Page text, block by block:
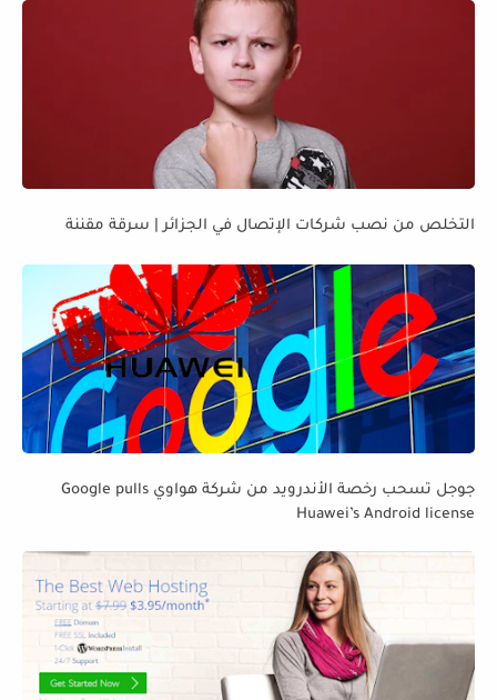
التخلص من نصب شركات الإتصال في الجزائر | سرقة مقننة
جوجل تسحب رخصة الأندرويد من شركة هواوي Google pulls
Huawei’s Android license